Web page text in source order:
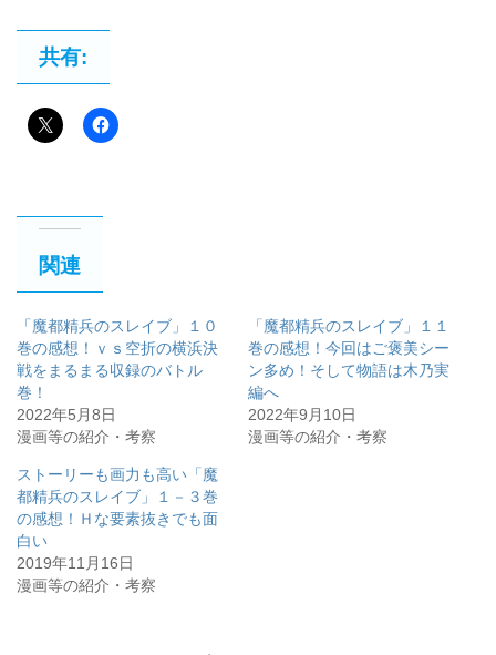
共有:
関連
「魔都精兵のスレイブ」１０
巻の感想！ｖｓ空折の横浜決
戦をまるまる収録のバトル
巻！
2022年5月8日
漫画等の紹介・考察
「魔都精兵のスレイブ」１１
巻の感想！今回はご褒美シー
ン多め！そして物語は木乃実
編へ
2022年9月10日
漫画等の紹介・考察
ストーリーも画力も高い「魔
都精兵のスレイブ」１－３巻
の感想！Ｈな要素抜きでも面
白い
2019年11月16日
漫画等の紹介・考察